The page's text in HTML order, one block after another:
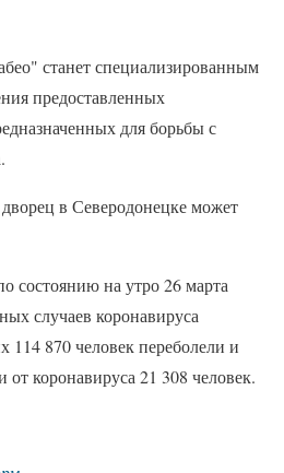
станет специализированным
предоставленных
для борьбы с
в Северодонецке может
состоянию на утро 26 марта
случаев коронавируса
114 870 человек переболели и
коронавируса 21 308 человек.